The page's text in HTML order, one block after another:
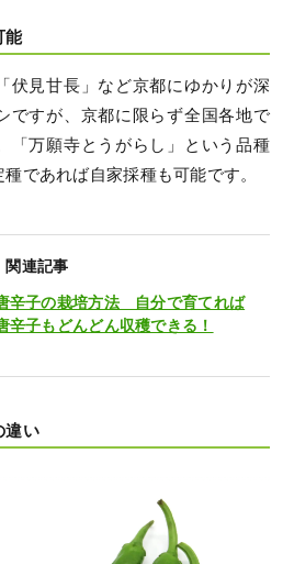
能
伏見甘長」など京都にゆかりが深
ですが、京都に限らず全国各地で
「万願寺とうがらし」という品種
であれば自家採種も可能です。
関連記事
辛子の栽培方法 自分で育てれば
辛子もどんどん収穫できる！
違い